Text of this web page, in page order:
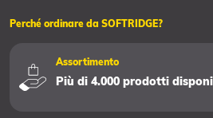
Perché ordinare da SOFTRIDGE?
Assortimento
Più di 4.000 prodotti